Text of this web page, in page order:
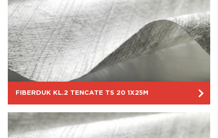
FIBERDUK KL.2 TENCATE TS 20 1X25M